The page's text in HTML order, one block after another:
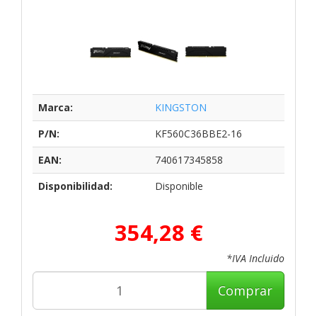
Marca:
KINGSTON
P/N:
KF560C36BBE2-16
EAN:
740617345858
Disponibilidad:
Disponible
354,28 €
*IVA Incluido
Comprar